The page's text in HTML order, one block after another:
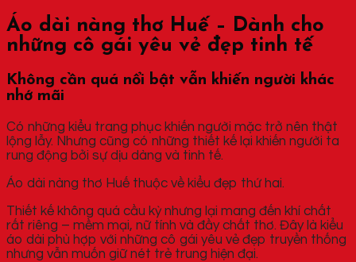
Áo dài nàng thơ Huế – Dành cho
những cô gái yêu vẻ đẹp tinh tế
Không cần quá nổi bật vẫn khiến người khác
nhớ mãi
Có những kiểu trang phục khiến người mặc trở nên thật
lộng lẫy. Nhưng cũng có những thiết kế lại khiến người ta
rung động bởi sự dịu dàng và tinh tế.
Áo dài nàng thơ Huế thuộc về kiểu đẹp thứ hai.
Thiết kế không quá cầu kỳ nhưng lại mang đến khí chất
rất riêng – mềm mại, nữ tính và đầy chất thơ. Đây là kiểu
áo dài phù hợp với những cô gái yêu vẻ đẹp truyền thống
nhưng vẫn muốn giữ nét trẻ trung hiện đại.